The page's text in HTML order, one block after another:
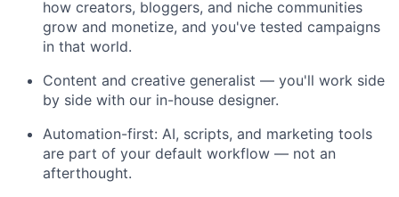
how creators, bloggers, and niche communities
grow and monetize, and you've tested campaigns
in that world.
Content and creative generalist — you'll work side
by side with our in-house designer.
Automation-first: AI, scripts, and marketing tools
are part of your default workflow — not an
afterthought.